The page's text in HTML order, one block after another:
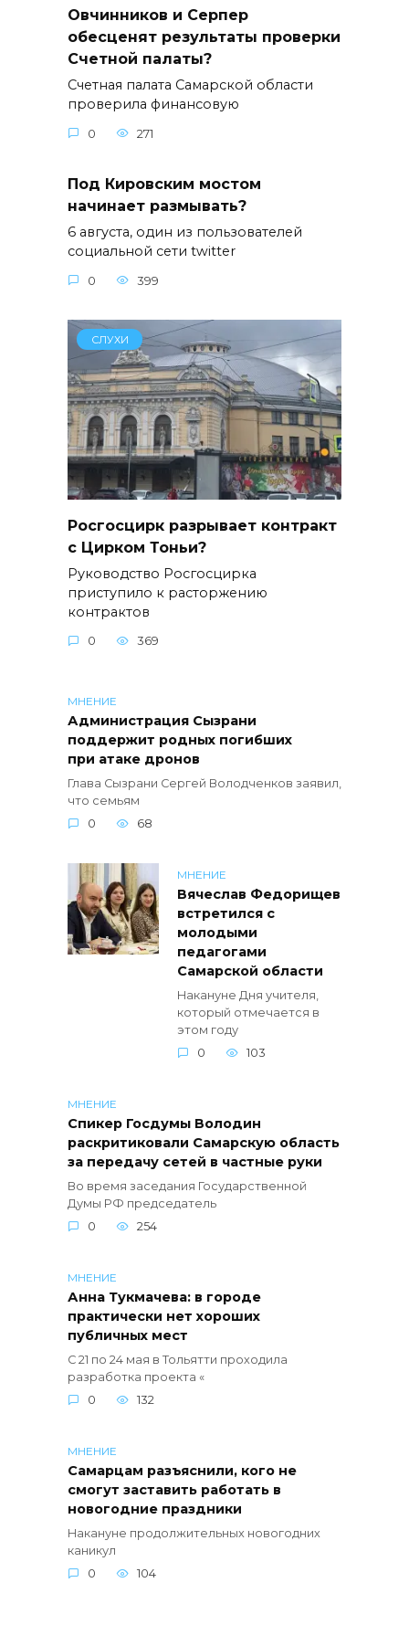
Овчинников и Серпер
обесценят результаты проверки
Счетной палаты?
Счетная палата Самарской области
проверила финансовую
0 271
Под Кировским мостом
начинает размывать?
6 августа, один из пользователей
социальной cети twitter
0 399
СЛУХИ
Росгосцирк разрывает контракт
с Цирком Тоньи?
Руководство Росгосцирка
приступило к расторжению
контрактов
0 369
МНЕНИЕ
Администрация Сызрани
поддержит родных погибших
при атаке дронов
Глава Сызрани Сергей Володченков заявил,
что семьям
0
68
МНЕНИЕ
Вячеслав Федорищев
встретился с
молодыми
педагогами
Самарской области
Накануне Дня учителя,
который отмечается в
этом году
0
103
МНЕНИЕ
Спикер Госдумы Володин
раскритиковали Самарскую область
за передачу сетей в частные руки
Во время заседания Государственной
Думы РФ председатель
0
254
МНЕНИЕ
Анна Тукмачева: в городе
практически нет хороших
публичных мест
С 21 по 24 мая в Тольятти проходила
разработка проекта «
0
132
МНЕНИЕ
Самарцам разъяснили, кого не
смогут заставить работать в
новогодние праздники
Накануне продолжительных новогодних
каникул
0
104